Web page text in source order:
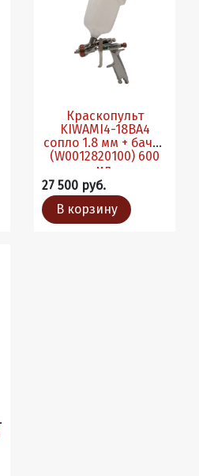
Краскопульт
KIWAMI4-18BA4
сопло 1.8 мм + бачок
(W0012820100) 600
мл.
27 500 руб.
В корзину